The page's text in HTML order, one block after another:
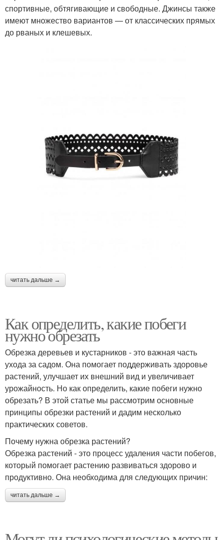
спортивные, обтягивающие и свободные. Джинсы также
имеют множество вариантов — от классических прямых
до рваных и клешевых.
читать дальше →
Как определить, какие побеги
нужно обрезать
Обрезка деревьев и кустарников - это важная часть
ухода за садом. Она помогает поддерживать здоровье
растений, улучшает их внешний вид и увеличивает
урожайность. Но как определить, какие побеги нужно
обрезать? В этой статье мы рассмотрим основные
принципы обрезки растений и дадим несколько
практических советов.
Почему нужна обрезка растений?
Обрезка растений - это процесс удаления части побегов,
который помогает растению развиваться здорово и
продуктивно. Она необходима для следующих причин:
читать дальше →